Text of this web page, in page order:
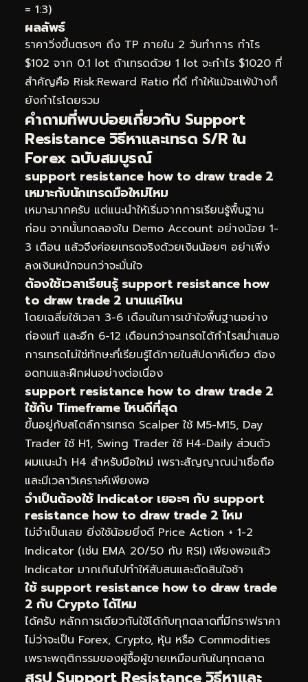
= 1:3)
ผลลัพธ์
ราคาวิ่งขึ้นตรงๆ ถึง TP ภายใน 2 วันทำการ กำไร
$102 จาก 0.1 lot ถ้าเทรดด้วย 1 lot จะกำไร $1020 ที่
สำคัญคือ Risk:Reward Ratio ที่ดี ทำให้แม้จะแพ้บ้างก็
ยังกำไรโดยรวม
คำถามที่พบบ่อยเกี่ยวกับ Support
Resistance วิธีหาและเทรด S/R ใน
Forex ฉบับสมบูรณ์
support resistance how to draw trade 2
เหมาะกับนักเทรดมือใหม่ไหม
เหมาะมากครับ แต่แนะนำให้เริ่มจากการเรียนรู้พื้นฐาน
ก่อน จากนั้นทดลองใน Demo Account อย่างน้อย 1-
3 เดือน แล้วจึงค่อยเทรดจริงด้วยเงินน้อยๆ อย่าเพิ่ง
ลงเงินหนักจนกว่าจะมั่นใจ
ต้องใช้เวลาเรียนรู้ support resistance how
to draw trade 2 นานแค่ไหน
โดยเฉลี่ยใช้เวลา 3-6 เดือนในการเข้าใจพื้นฐานอย่าง
ถ่องแท้ และอีก 6-12 เดือนกว่าจะเทรดได้กำไรสม่ำเสมอ
การเทรดไม่ใช่ทักษะที่เรียนรู้ได้ภายในสัปดาห์เดียว ต้อง
อดทนและฝึกฝนอย่างต่อเนื่อง
support resistance how to draw trade 2
ใช้กับ Timeframe ไหนดีที่สุด
ขึ้นอยู่กับสไตล์การเทรด Scalper ใช้ M5-M15, Day
Trader ใช้ H1, Swing Trader ใช้ H4-Daily ส่วนตัว
ผมแนะนำ H4 สำหรับมือใหม่ เพราะสัญญาณน่าเชื่อถือ
และมีเวลาวิเคราะห์เพียงพอ
จำเป็นต้องใช้ Indicator เยอะๆ กับ support
resistance how to draw trade 2 ไหม
ไม่จำเป็นเลย ยิ่งใช้น้อยยิ่งดี Price Action + 1-2
Indicator (เช่น EMA 20/50 กับ RSI) เพียงพอแล้ว
Indicator มากเกินไปทำให้สับสนและตัดสินใจช้า
ใช้ support resistance how to draw trade
2 กับ Crypto ได้ไหม
ได้ครับ หลักการเดียวกันใช้ได้กับทุกตลาดที่มีกราฟราคา
ไม่ว่าจะเป็น Forex, Crypto, หุ้น หรือ Commodities
เพราะพฤติกรรมของผู้ซื้อผู้ขายเหมือนกันในทุกตลาด
สรุป Support Resistance วิธีหาและ